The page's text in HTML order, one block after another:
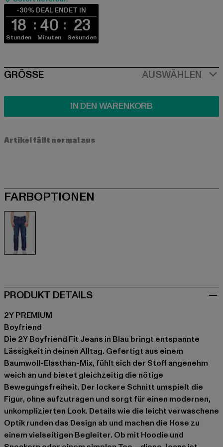
-30% DEAL ENDET IN
18
Stunden
40
Minuten
22
Sekunden
SIZE
GRÖSSE AUSWÄHLEN
IN DEN WARENKORB
Artikel fällt normal aus
FARBOPTIONEN
PRODUKT DETAILS
2Y PREMIUM
Boyfriend
Die 2Y Boyfriend Fit Jeans in Blau bringt entspannte
Lässigkeit in deinen Alltag. Gefertigt aus einem
Baumwoll-Elasthan-Mix, fühlt sich der Stoff angenehm
weich an und bietet gleichzeitig die nötige
Bewegungsfreiheit. Der lockere Schnitt umspielt die
Figur, ohne aufzutragen und sorgt für einen modernen,
unkomplizierten Look. Details wie die leicht verwaschene
Optik runden das Design ab und machen die Hose zu
einem vielseitigen Begleiter. Ob mit Hoodie und